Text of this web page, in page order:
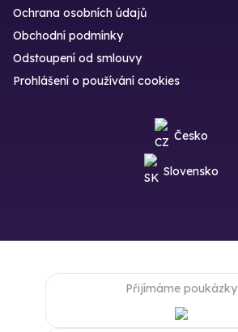
Ochrana osobních údajů
Obchodní podmínky
Odstoupení od smlouvy
Prohlášení o používání cookies
Česko
Slovensko
Přijímáme poukázky